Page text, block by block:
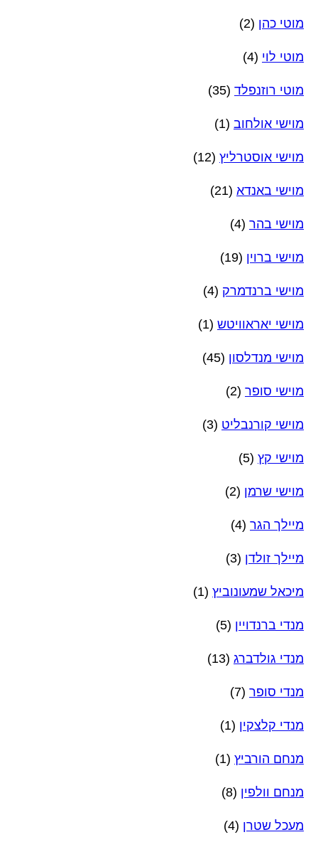
מוטי כהן (2)
מוטי לוי (4)
מוטי רוזנפלד (35)
מוישי אולחוב (1)
מוישי אוסטרליץ (12)
מוישי באנדא (21)
מוישי בהר (4)
מוישי ברוין (19)
מוישי ברנדמרק (4)
מוישי יאראוויטש (1)
מוישי מנדלסון (45)
מוישי סופר (2)
מוישי קורנבליט (3)
מוישי קץ (5)
מוישי שרמן (2)
מיילך הגר (4)
מיילך זולדן (3)
מיכאל שמעונוביץ (1)
מנדי ברנדויין (5)
מנדי גולדברג (13)
מנדי סופר (7)
מנדי קלצקין (1)
מנחם הורביץ (1)
מנחם וולפין (8)
מעכל שטרן (4)